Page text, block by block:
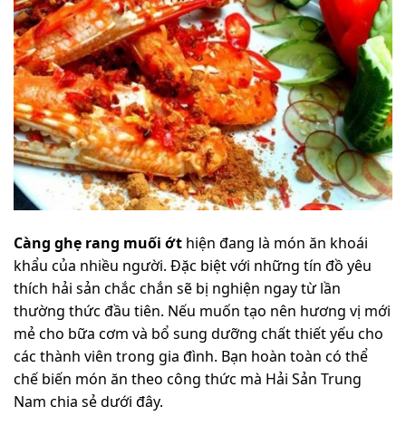
Càng ghẹ rang muối ớt hiện đang là món ăn khoái
khẩu của nhiều người. Đặc biệt với những tín đồ yêu
thích hải sản chắc chắn sẽ bị nghiện ngay từ lần
thường thức đầu tiên. Nếu muốn tạo nên hương vị mới
mẻ cho bữa cơm và bổ sung dưỡng chất thiết yếu cho
các thành viên trong gia đình. Bạn hoàn toàn có thể
chế biến món ăn theo công thức mà Hải Sản Trung
Nam chia sẻ dưới đây.